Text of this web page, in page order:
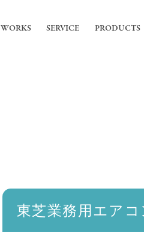
WORKS SERVICE PRODUCTS
東芝業務用エア